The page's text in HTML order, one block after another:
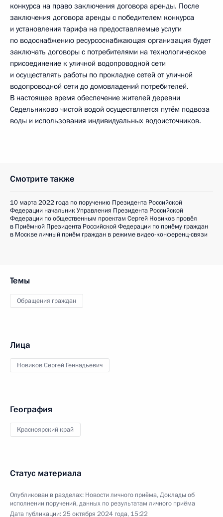
конкурса на право заключения договора аренды. После
заключения договора аренды с победителем конкурса
и установления тарифа на предоставляемые услуги
по водоснабжению ресурсоснабжающая организация будет
заключать договоры с потребителями на технологическое
присоединение к уличной водопроводной сети
и осуществлять работы по прокладке сетей от уличной
водопроводной сети до домовладений потребителей.
В настоящее время обеспечение жителей деревни
Седельниково чистой водой осуществляется путём подвоза
воды и использования индивидуальных водоисточников.
Смотрите также
10 марта 2022 года по поручению Президента Российской
Федерации начальник Управления Президента Российской
Федерации по общественным проектам Сергей Новиков провёл
в Приёмной Президента Российской Федерации по приёму граждан
в Москве личный приём граждан в режиме видео-конференц-связи
Темы
Обращения граждан
Лица
Новиков Сергей Геннадьевич
География
Красноярский край
Статус материала
Опубликован в разделах: Новости личного приёма,Доклады об
исполнении поручений, данных по результатам личного приёма
Дата публикации:25 октября 2024 года, 15:22